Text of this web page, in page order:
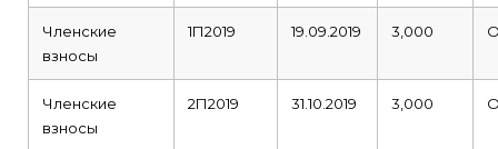
Членские
взносы
1П2019 19.09.2019 3,000
Членские
взносы
2П2019 31.10.2019 3,000